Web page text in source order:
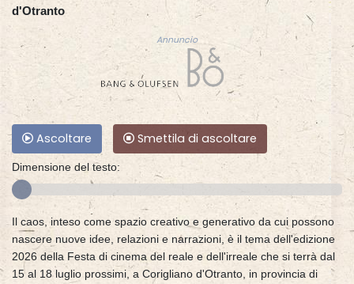
d'Otranto
Annuncio
Ascoltare Smettila di ascoltare
Dimensione del testo:
Il caos, inteso come spazio creativo e generativo da cui possono
nascere nuove idee, relazioni e narrazioni, è il tema dell'edizione
2026 della Festa di cinema del reale e dell'irreale che si terrà dal
15 al 18 luglio prossimi, a Corigliano d'Otranto, in provincia di